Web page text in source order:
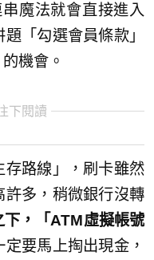
串魔法就會直接進入
「勾選會員條款」
機會。
下閱讀
存路線」，刷卡雖然
許多，稍微銀行沒轉
下，「ATM虛擬帳號
定要馬上掏出現金，